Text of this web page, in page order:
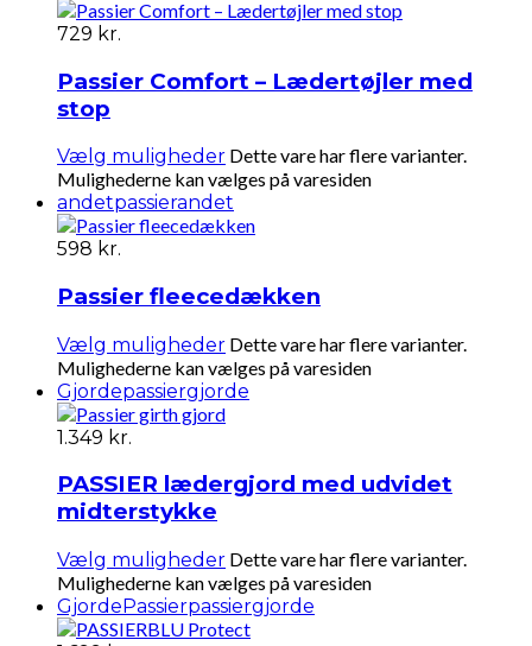
729 kr.
Passier Comfort – Lædertøjler med
stop
Vælg muligheder Dette vare har flere varianter.
Mulighederne kan vælges på varesiden
andetpassierandet
598 kr.
Passier fleecedækken
Vælg muligheder Dette vare har flere varianter.
Mulighederne kan vælges på varesiden
Gjordepassiergjorde
1.349 kr.
PASSIER lædergjord med udvidet
midterstykke
Vælg muligheder Dette vare har flere varianter.
Mulighederne kan vælges på varesiden
Gjorde Passierpassiergjorde